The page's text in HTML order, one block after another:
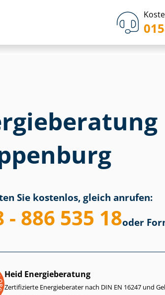
Sie kostenlos, gleich anrufen:
- 886 535 18oder
Heid Energieberatung
Zertifizierte Energieberater nach DIN EN 16247 und